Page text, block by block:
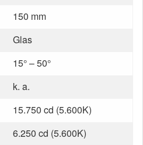
150 mm
Glas
15° – 50°
k. a.
15.750 cd (5.600K)
6.250 cd (5.600K)